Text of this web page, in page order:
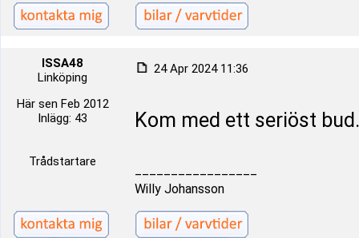
ISSA48
Linköping
Här sen Feb 2012
Inlägg: 43
Trådstartare
24 Apr 2024 11:36
Kom med ett seriöst bud.
Willy Johansson